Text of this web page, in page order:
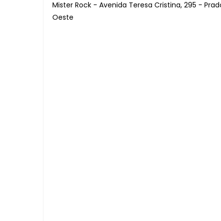
Mister Rock - Avenida Teresa Cristina, 295 -
Oeste